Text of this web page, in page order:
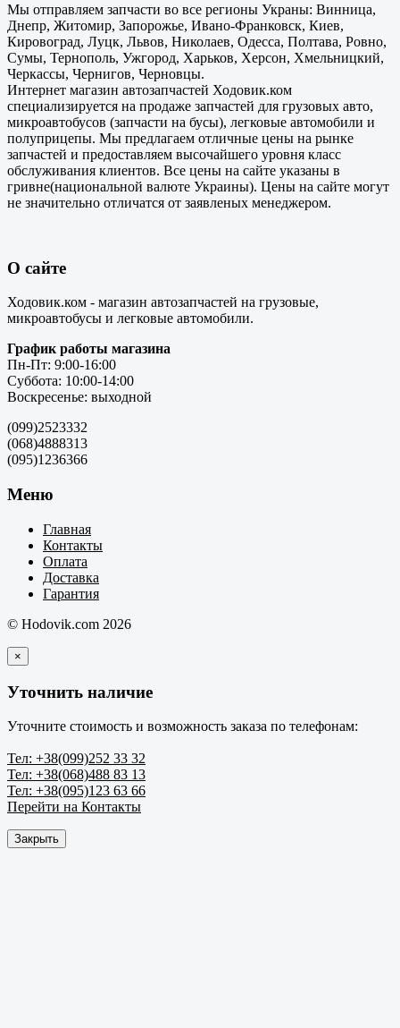
Мы отправляем запчасти во все регионы Украны: Винница,
Днепр, Житомир, Запорожье, Ивано-Франковск, Киев,
Кировоград, Луцк, Львов, Николаев, Одесса, Полтава, Ровно,
Сумы, Тернополь, Ужгород, Харьков, Херсон, Хмельницкий,
Черкассы, Чернигов, Черновцы.
Интернет магазин автозапчастей Ходовик.ком
специализируется на продаже запчастей для грузовых авто,
микроавтобусов (запчасти на бусы), легковые автомобили и
полуприцепы. Мы предлагаем отличные цены на рынке
запчастей и предоставляем высочайшего уровня класс
обслуживания клиентов. Все цены на сайте указаны в
гривне(национальной валюте Украины). Цены на сайте могут
не значительно отличатся от заявленых менеджером.
О сайте
Ходовик.ком - магазин автозапчастей на грузовые,
микроавтобусы и легковые автомобили.
График работы магазина
Пн-Пт: 9:00-16:00
Суббота: 10:00-14:00
Воскресенье: выходной
(099)2523332
(068)4888313
(095)1236366
Меню
Главная
Контакты
Оплата
Доставка
Гарантия
© Hodovik.com 2026
×
Уточнить наличие
Уточните стоимость и возможность заказа по телефонам:
Тел: +38(099)252 33 32
Тел: +38(068)488 83 13
Тел: +38(095)123 63 66
Перейти на Контакты
Закрыть